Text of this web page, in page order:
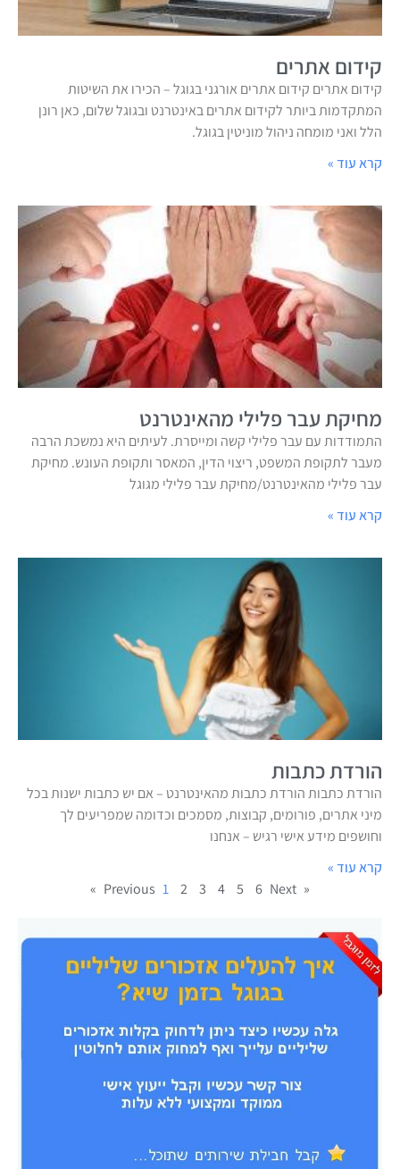
קידום אתרים
קידום אתרים קידום אתרים אורגני בגוגל – הכירו את השיטות
המתקדמות ביותר לקידום אתרים באינטרנט ובגוגל שלום, כאן רונן
הלל ואני מומחה ניהול מוניטין בגוגל.
קרא עוד »
מחיקת עבר פלילי מהאינטרנט
התמודדות עם עבר פלילי קשה ומייסרת. לעיתים היא נמשכת הרבה
מעבר לתקופת המשפט, ריצוי הדין, המאסר ותקופת העונש. מחיקת
עבר פלילי מהאינטרנט/מחיקת עבר פלילי מגוגל
קרא עוד »
הורדת כתבות
הורדת כתבות הורדת כתבות מהאינטרנט – אם יש כתבות ישנות בכל
מיני אתרים, פורומים, קבוצות, מסמכים וכדומה שמפריעים לך
וחושפים מידע אישי רגיש – אנחנו
קרא עוד »
« Previous
1 2 3 4 5 6 Next »